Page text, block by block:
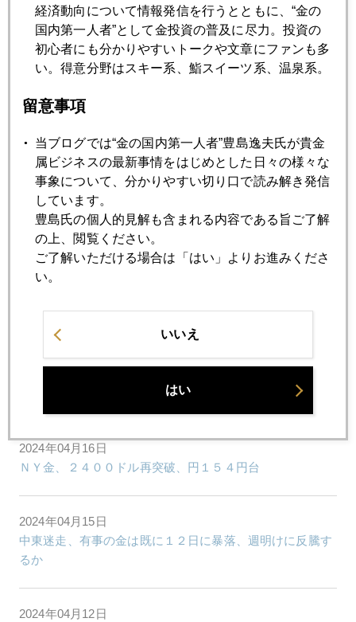
2024年04月24日
イラン・イスラエル報復に水入り見通し
ＮＹ金は６７ドル暴落、有事の金は、やはり売りだった
2024年04月22日
ＮＹ金 ３０ドルほど急落、２３８０ドル台
2024年04月19日
有事の金、投機筋の「噂で買ってニュースで売る」に注意
金小売価格１３０００円台とは。。。。
2024年04月16日
ＮＹ金、２４００ドル再突破、円１５４円台
2024年04月15日
中東迷走、有事の金は既に１２日に暴落、週明けに反騰す
るか
2024年04月12日
経済動向について情報発信を行うとともに、“金の
国内第一人者”として金投資の普及に尽力。投資の
初心者にも分かりやすいトークや文章にファンも多
い。得意分野はスキー系、鮨スイーツ系、温泉系。
留意事項
当ブログでは“金の国内第一人者”豊島逸夫氏が貴金
属ビジネスの最新事情をはじめとした日々の様々な
事象について、分かりやすい切り口で読み解き発信
しています。
豊島氏の個人的見解も含まれる内容である旨ご了解
の上、閲覧ください。
ご了解いただける場合は「はい」よりお進みくださ
い。
いいえ
はい